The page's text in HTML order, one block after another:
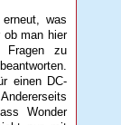
was
ob man hier
Fragen zu
einen DC-
Wonder